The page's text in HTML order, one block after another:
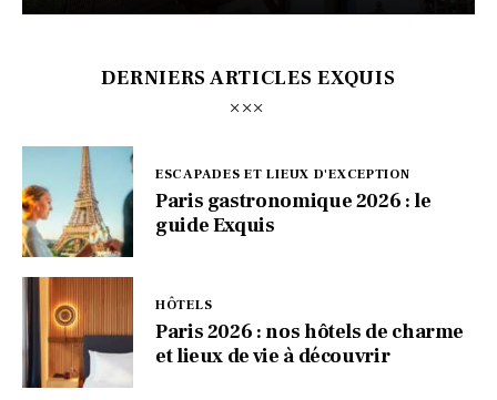
DERNIERS ARTICLES EXQUIS
ESCAPADES ET LIEUX D'EXCEPTION
Paris gastronomique 2026 : le
guide Exquis
HÔTELS
Paris 2026 : nos hôtels de charme
et lieux de vie à découvrir